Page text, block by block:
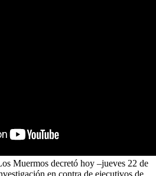
Muermos decretó hoy –jueves 22 de
en contra de ejecutivos de